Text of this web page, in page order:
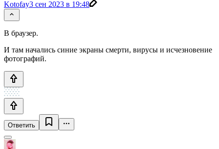
Kotofay3 сен 2023 в 19:48
В браузер.
И там начались синие экраны смерти, вирусы и исчезновение
фотографий.
Ответить